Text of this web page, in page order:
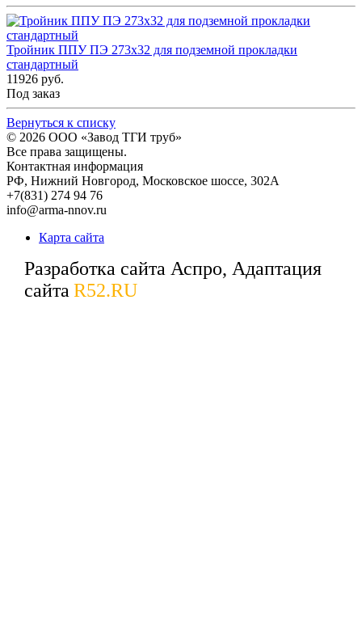
Тройник ППУ ПЭ 273x32 для подземной прокладки
стандартный
11926 руб.
Под заказ
Вернуться к списку
© 2026 ООО «Завод ТГИ труб»
Все права защищены.
Контактная информация
РФ, Нижний Новгород, Московское шоссе, 302А
+7(831) 274 94 76
info@arma-nnov.ru
Карта сайта
Разработка сайта Аспро, Адаптация
сайта R52.RU